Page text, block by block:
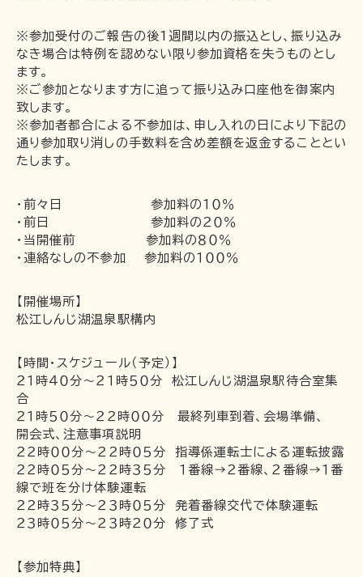
出雲大社前駅 TEL 0852-21-2429
団体･貸切･イベント･取材等のお問い合わせ
営業部営業課（雲州平田駅2階）
日9:00〜17:00）
FAX 0853-62-3384
お問い合わせ
※参加受付のご報告の後1週間以内の振込とし、振り込み
なき場合は特例を認めない限り参加資格を失うものとし
ます。
※ご参加となります方に追って振り込み口座他を御案内
致します。
※参加者都合による不参加は、申し入れの日により下記の
通り参加取り消しの手数料を含め差額を返金することとい
たします。
・前々日 参加料の１０％
・前日 参加料の２０％
・当開催前 参加料の８０％
・連絡なしの不参加 参加料の１００％
【開催場所】
松江しんじ湖温泉駅構内
【時間・スケジュール（予定）】
２１時４０分～２１時５０分 松江しんじ湖温泉駅待合室集
合
２１時５０分～２２時００分 最終列車到着、会場準備、
開会式、注意事項説明
２２時００分～２２時０５分 指導係運転士による運転披露
２２時０５分～２２時３５分 １番線→２番線、２番線→１番
線で班を分け体験運転
２２時３５分～２３時０５分 発着番線交代で体験運転
２３時０５分～２３時２０分 修了式
【参加特典】